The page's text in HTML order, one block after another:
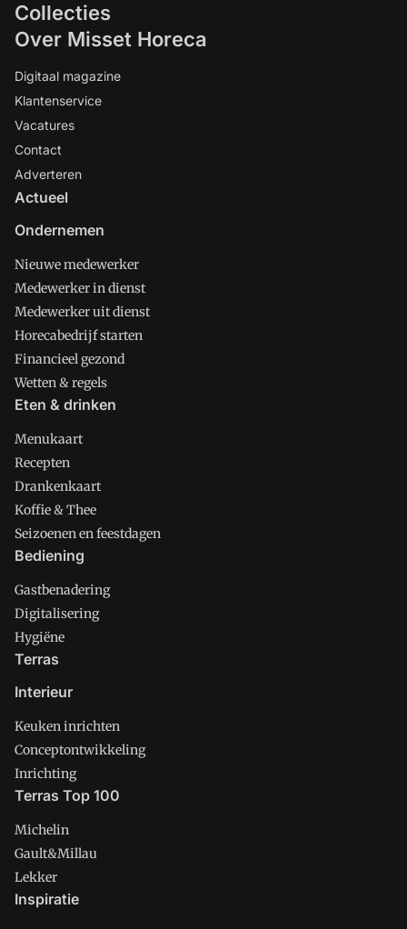
Collecties
Over Misset Horeca
Digitaal magazine
Klantenservice
Vacatures
Contact
Adverteren
Actueel
Ondernemen
Nieuwe medewerker
Medewerker in dienst
Medewerker uit dienst
Horecabedrijf starten
Financieel gezond
Wetten & regels
Eten & drinken
Menukaart
Recepten
Drankenkaart
Koffie & Thee
Seizoenen en feestdagen
Bediening
Gastbenadering
Digitalisering
Hygiëne
Terras
Interieur
Keuken inrichten
Conceptontwikkeling
Inrichting
Terras Top 100
Michelin
Gault&Millau
Lekker
Inspiratie